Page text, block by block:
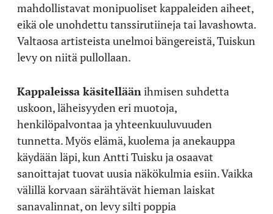
mahdollistavat monipuoliset kappaleiden aiheet,
eikä ole unohdettu tanssirutiineja tai lavashowta.
Valtaosa artisteista unelmoi bängereistä, Tuiskun
levy on niitä pullollaan.
Kappaleissa käsitelläänihmisen suhdetta
uskoon, läheisyyden eri muotoja,
henkilöpalvontaa ja yhteenkuuluvuuden
tunnetta. Myös elämä, kuolema ja anekauppa
käydään läpi, kun Antti Tuisku ja osaavat
sanoittajat tuovat uusia näkökulmia esiin. Vaikka
välillä korvaan särähtävät hieman laiskat
sanavalinnat, on levy silti poppia